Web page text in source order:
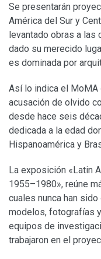
Se presentarán
América del Sur y
levantado obras a las
dado su merecido
es dominada por
Así lo indica el MoMA
acusación de olvido
desde hace seis
dedicada a la edad
Hispanoamérica y
La exposición «Latin
1955–1980», reúne
cuales nunca han
modelos, fotografías
equipos de
trabajaron en el